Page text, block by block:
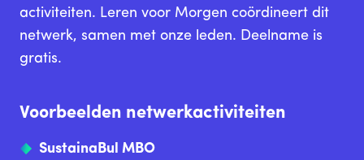
activiteiten. Leren voor Morgen coördineert dit
netwerk, samen met onze leden. Deelname is
gratis.
Voorbeelden netwerkactiviteiten
SustainaBul MBO